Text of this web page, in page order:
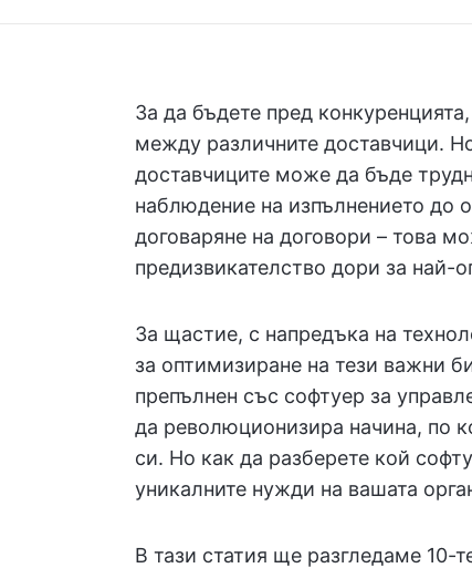
За да бъдете пред
между различните доставчици.
доставчиците може да бъде
наблюдение на изпълнението до
договаряне на договори – това
предизвикателство дори за най-
За щастие, с напредъка на
за оптимизиране на тези важни
препълнен със софтуер за
да революционизира начина, по
си. Но как да разберете кой
уникалните нужди на вашата
В тази статия ще разгледаме 10-